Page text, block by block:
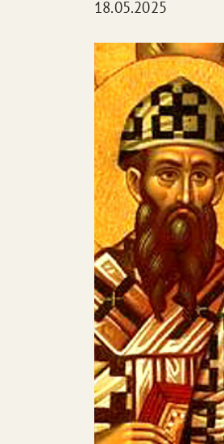
18.05.2025